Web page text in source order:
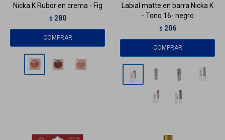
Nicka K Rubor en crema - Fig
$ 280
Labial matte en barra Nicka K
- Tono 16- negro
$ 206